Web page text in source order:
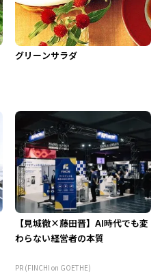
グリーンサラダ
【見城徹×藤田晋】AI時代でも変
わらない経営者の本質
PR (FINCHI on GOETHE)